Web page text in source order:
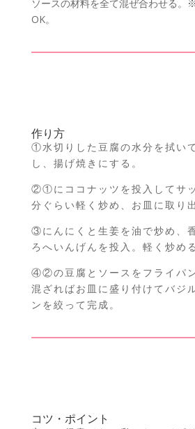
ソースの材料を全て混ぜ合わせる。
OK。
作り方
①水切りした豆腐の水分を拭い
し、揚げ焼きにする。
②①にココナッツを投入してサ
分ぐらい軽く炒め、お皿に取り
③にんにくと生姜を油で炒め、
ろへいんげんを投入。軽く炒める
④②の豆腐とソースをフライパ
混ざればお皿に盛り付けてバジ
ンを絞って完成。
コツ・ポイント